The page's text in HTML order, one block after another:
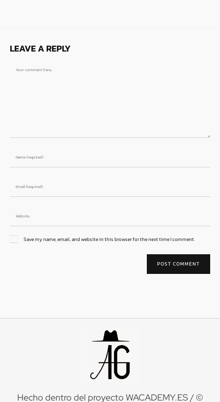
LEAVE A REPLY
Save my name, email, and website in this browser for the next time I comment.
Hecho dentro del proyecto WACADEMY.ES/ ©